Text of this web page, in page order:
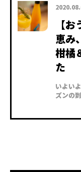
【
恵み
柑橘
た
いよい
ズンの